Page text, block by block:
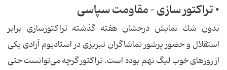
• تراكتور سازی – مقاومت سپاسی
بدون شك نمایش درخشان هفته گذشته تراكتورسازی برابر
استقلال و حضور پرشور تماشاگران تبریزی در استادیوم آزادی یكی
از روزهای خوب لیگ نهم بوده است. تراكتور گرچه می‌توانست حتی